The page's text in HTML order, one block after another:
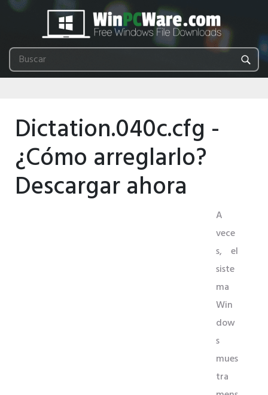
Dictation.040c.cfg -
¿Cómo arreglarlo?
Descargar ahora
A
vece
s, el
siste
ma
Win
dow
s
mues
tra